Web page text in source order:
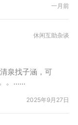
一月前
休闲互助杂谈
泉找子涵，可
。……
2025年9月27日